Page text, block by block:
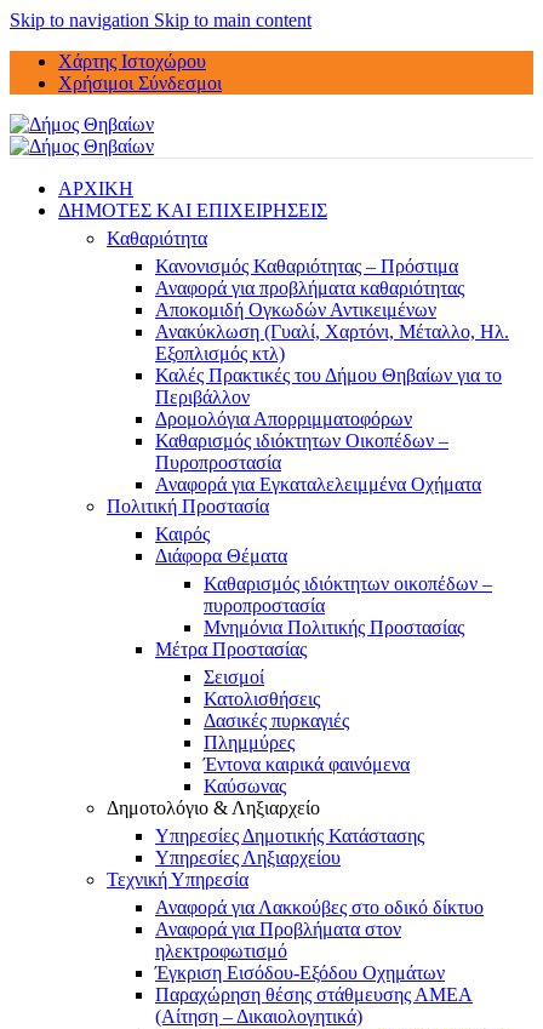
Skip to navigation Skip to main content
Χάρτης Ιστοχώρου
Χρήσιμοι Σύνδεσμοι
ΑΡΧΙΚΗ
ΔΗΜΟΤΕΣ ΚΑΙ ΕΠΙΧΕΙΡΗΣΕΙΣ
Καθαριότητα
Κανονισμός Καθαριότητας – Πρόστιμα
Αναφορά για προβλήματα καθαριότητας
Αποκομιδή Ογκωδών Αντικειμένων
Ανακύκλωση (Γυαλί, Χαρτόνι, Μέταλλο, Ηλ.
Εξοπλισμός κτλ)
Καλές Πρακτικές του Δήμου Θηβαίων για το
Περιβάλλον
Δρομολόγια Απορριμματοφόρων
Καθαρισμός ιδιόκτητων Οικοπέδων –
Πυροπροστασία
Αναφορά για Εγκαταλελειμμένα Οχήματα
Πολιτική Προστασία
Καιρός
Διάφορα Θέματα
Καθαρισμός ιδιόκτητων οικοπέδων –
πυροπροστασία
Μνημόνια Πολιτικής Προστασίας
Μέτρα Προστασίας
Σεισμοί
Κατολισθήσεις
Δασικές πυρκαγιές
Πλημμύρες
Έντονα καιρικά φαινόμενα
Καύσωνας
Δημοτολόγιο & Ληξιαρχείο
Υπηρεσίες Δημοτικής Κατάστασης
Υπηρεσίες Ληξιαρχείου
Τεχνική Υπηρεσία
Αναφορά για Λακκούβες στο οδικό δίκτυο
Αναφορά για Προβλήματα στον
ηλεκτροφωτισμό
Έγκριση Εισόδου-Εξόδου Οχημάτων
Παραχώρηση θέσης στάθμευσης ΑΜΕΑ
(Αίτηση – Δικαιολογητικά)